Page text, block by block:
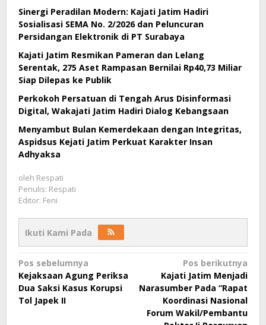
Sinergi Peradilan Modern: Kajati Jatim Hadiri
Sosialisasi SEMA No. 2/2026 dan Peluncuran
Persidangan Elektronik di PT Surabaya
Kajati Jatim Resmikan Pameran dan Lelang
Serentak, 275 Aset Rampasan Bernilai Rp40,73 Miliar
Siap Dilepas ke Publik
Perkokoh Persatuan di Tengah Arus Disinformasi
Digital, Wakajati Jatim Hadiri Dialog Kebangsaan
Menyambut Bulan Kemerdekaan dengan Integritas,
Aspidsus Kejati Jatim Perkuat Karakter Insan
Adhyaksa
oleh Respati
Penulis: Respati
Editor: Feni
Ikuti Kami Pada
Navigasi
pos
Pos sebelumnya
Kejaksaan Agung Periksa
Dua Saksi Kasus Korupsi
Tol Japek II
Pos berikutnya
Kajati Jatim Menjadi
Narasumber Pada “Rapat
Koordinasi Nasional
Forum Wakil/Pembantu